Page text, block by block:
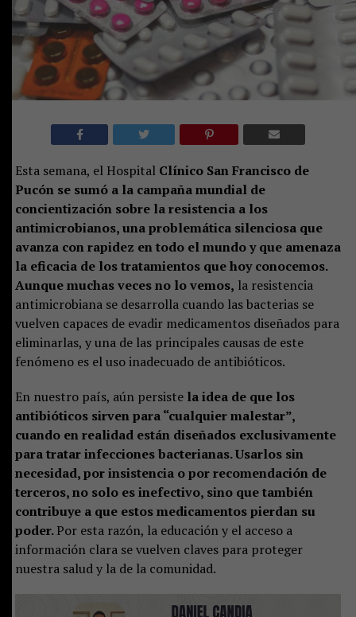
Esta semana, el Hospital Clínico San Francisco de
Pucón se sumó a la campaña mundial de
concientización sobre la resistencia a los
antimicrobianos, una problemática silenciosa que
avanza con rapidez en todo el mundo y que amenaza
la eficacia de los tratamientos que hoy conocemos.
Aunque muchas veces no lo vemos, la resistencia
antimicrobiana se desarrolla cuando las bacterias se
vuelven capaces de evadir medicamentos diseñados para
eliminarlas, y una de las principales causas de este
fenómeno es el uso inadecuado de antibióticos.
En nuestro país, aún persiste la idea de que los
antibióticos sirven para “cualquier malestar”,
cuando en realidad están diseñados exclusivamente
para tratar infecciones bacterianas. Usarlos sin
necesidad, por insistencia o por recomendación de
terceros, no solo es inefectivo, sino que también
contribuye a que estos medicamentos pierdan su
poder.Por esta razón, la educación y el acceso a
información clara se vuelven claves para proteger
nuestra salud y la de la comunidad.